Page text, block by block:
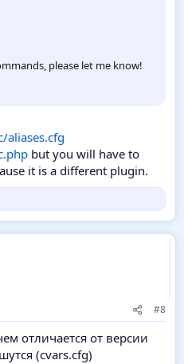
please let me know!
aliases.cfg
but you will have to
it is a different plugin.
#8
отличается от версии
(cvars.cfg)